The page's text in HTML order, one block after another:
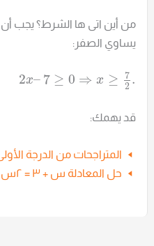
من أين اتى ها الشرط؟ يجب أن
يساوي الصفر:
2x– 7 ≥ 0 ⇒ x ≥
7
2 .
قد يهمك:
المتراجحات من الدرجة
حل المعادلة س + ٣ = ٢س